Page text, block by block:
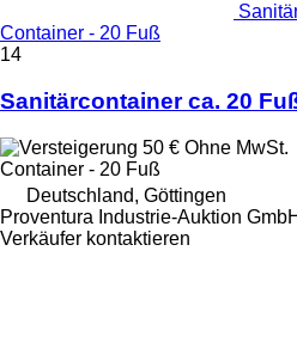
Container - 20 Fuß
14
Sanitärcontainer ca. 20
50 € Ohne MwSt.
Container - 20 Fuß
Deutschland, Göttingen
Proventura Industrie-Auktion GmbH
Verkäufer kontaktieren